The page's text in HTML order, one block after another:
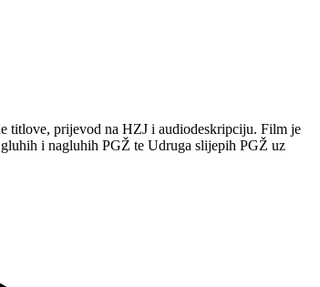
titlove, prijevod na HZJ i audiodeskripciju. Film je
i nagluhih PGŽ te Udruga slijepih PGŽ uz